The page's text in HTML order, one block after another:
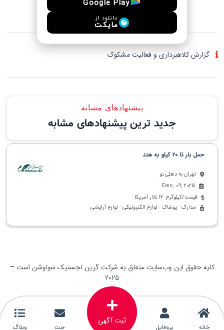
ورود برای چت
گزارش کلاهبرداری و فعالیت مشکوک
پیشنهادهای مشابه
جدید ترین پیشنهادهای مشابه
حمل بار تا ۲۰ کیلو به هند
تهران به دهلی نو
Dec. 09, 2025
قیمت/کیلوگرم: 12 دلار آمریکا
مدارک - پوشاک - لوازم الکترونیکی - لوازم آرایشی
کلیه حقوق این وب‌سایت متعلق به شرکت گرین لجستیک سولوشن است –
۲۰۲۵
خانه پروفایل
ثبت آگهی
چت وبلاگ
Google Play
دانلود از
مایکت